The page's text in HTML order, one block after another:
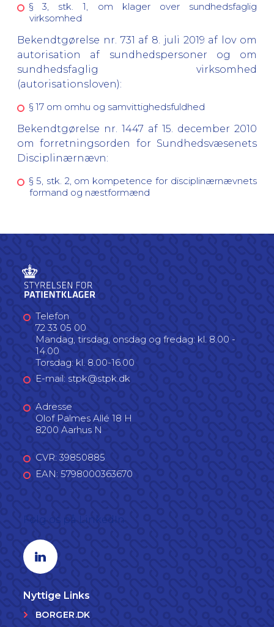
§ 3, stk. 1, om klager over sundhedsfaglig
virksomhed
Bekendtgørelse nr. 731 af 8. juli 2019 af lov om
autorisation af sundhedspersoner og om
sundhedsfaglig virksomhed
(autorisationsloven):
§ 17 om omhu og samvittighedsfuldhed
Bekendtgørelse nr. 1447 af 15. december 2010
om forretningsorden for Sundhedsvæsenets
Disciplinærnævn:
§ 5, stk. 2, om kompetence for disciplinærnævnets
formand og næstformænd
Telefon
72 33 05 00
Mandag, tirsdag, onsdag og fredag: kl. 8.00 -
14.00
Torsdag: kl. 8.00-16.00
E-mail: stpk@stpk.dk
Adresse
Olof Palmes Allé 18 H
8200 Aarhus N
CVR: 39850885
EAN: 5798000363670
Linkedin profil
Nyttige Links
BORGER.DK